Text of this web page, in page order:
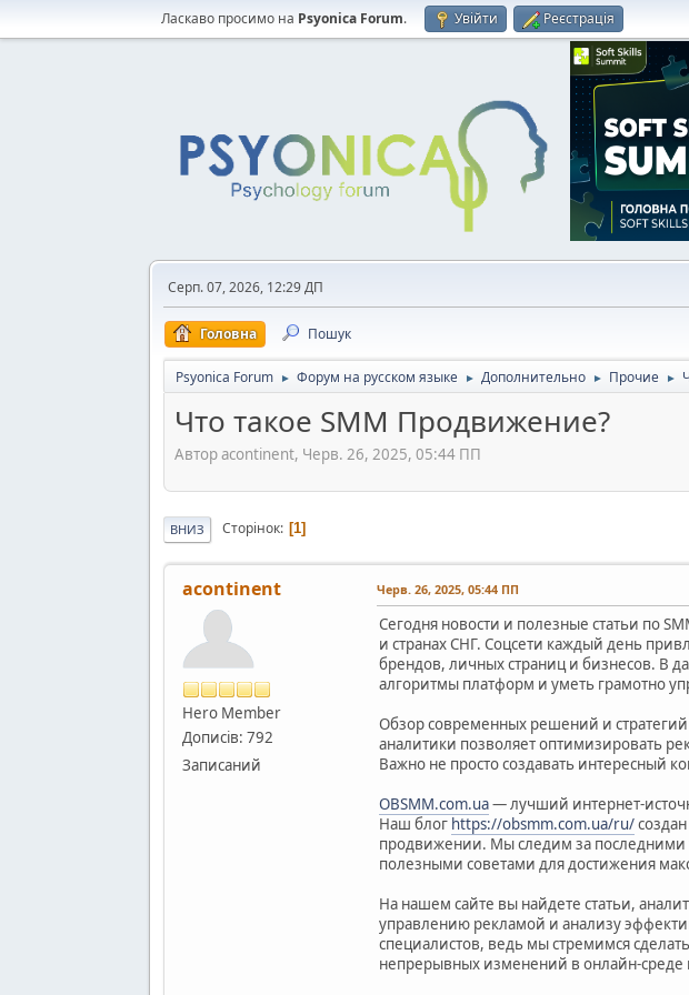
Ласкаво просимо на Psyonica Forum. Увійти Реєстрація
Серп. 07, 2026, 12:29 ДП
Головна Пошук
Psyonica Forum ► Форум на русском языке ► Дополнительно ► Прочие ►
Что такое SMM Продвижение?
Автор acontinent, Черв. 26, 2025, 05:44 ПП
ВНИЗ Сторінок 1
acontinent
Hero Member
Дописів: 792
Записаний
Черв. 26, 2025, 05:44 ПП
Сегодня новости и полезные статьи по
и странах СНГ. Соцсети каждый день
брендов, личных страниц и бизнесов. В
алгоритмы платформ и уметь грамотно
Обзор современных решений и
аналитики позволяет оптимизировать
Важно не просто создавать интересный
OBSMM.com.ua— лучший интернет-
Наш блог https://obsmm.com.ua/ru/
продвижении. Мы следим за последними
полезными советами для достижения
На нашем сайте вы найдете статьи,
управлению рекламой и анализу
специалистов, ведь мы стремимся
непрерывных изменений в онлайн-среде